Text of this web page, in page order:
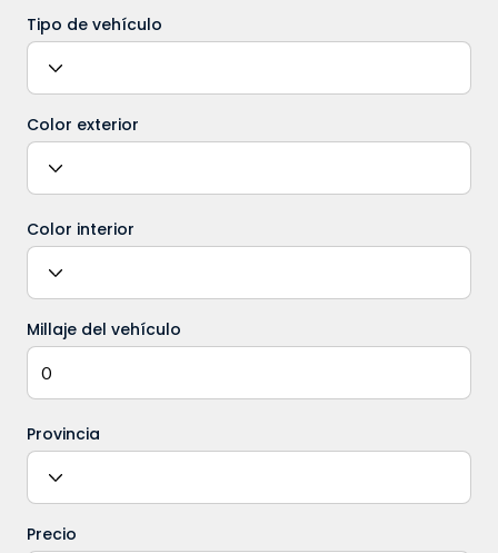
Tipo de vehículo
Color exterior
Color interior
Millaje del vehículo
Provincia
Precio